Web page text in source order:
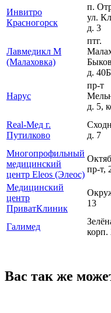
Инвитро
Красногорск
п.
ул.
д. 3
Лавмедикл М
(Малаховка)
птг.
д. 40Б
Нарус
пр-т
д. 5,
Real-Мед г.
Путилково
д. 7
Многопрофильный
медицинский
центр Eleos (Элеос)
пр-т,
Медицинский
центр
ПриватКлиник
13
Галимед
корп.
Вас так же